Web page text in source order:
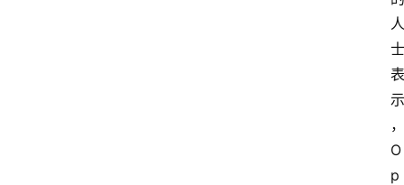
人
士
表
示
，
O
p